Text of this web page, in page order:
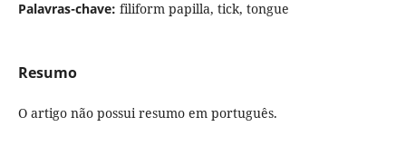
Palavras-chave: filiform papilla, tick, tongue
Resumo
O artigo não possui resumo em português.